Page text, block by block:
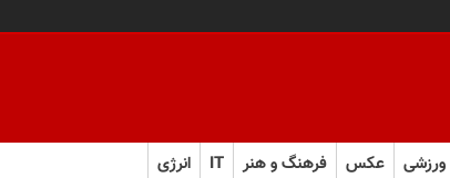
ورزشی عکس فرهنگ و هنر IT انرژی